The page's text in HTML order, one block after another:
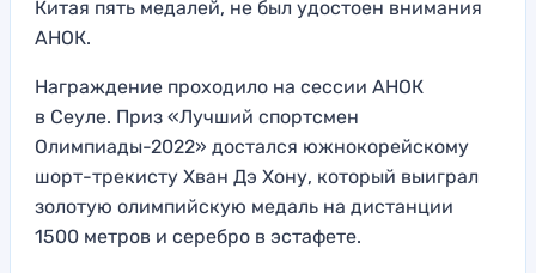
Китая пять медалей, не был удостоен внимания
АНОК.
Награждение проходило на сессии АНОК
в Сеуле. Приз «Лучший спортсмен
Олимпиады-2022» достался южнокорейскому
шорт-трекисту Хван Дэ Хону, который выиграл
золотую олимпийскую медаль на дистанции
1500 метров и серебро в эстафете.